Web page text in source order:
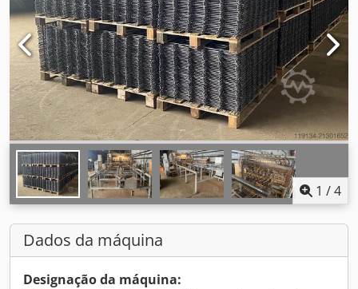
1 /4
Dados da máquina
Designação da máquina: